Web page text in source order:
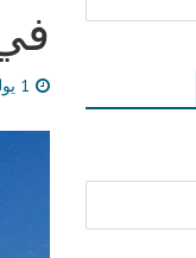
1 يوليو، 2024